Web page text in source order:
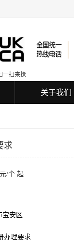
一扫来撩
关于我们
求
/个 起
宝安区
办理要求